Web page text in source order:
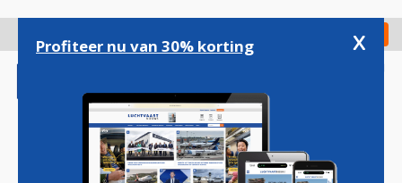
gaan
Check in
Profiteer nu van 30% korting x